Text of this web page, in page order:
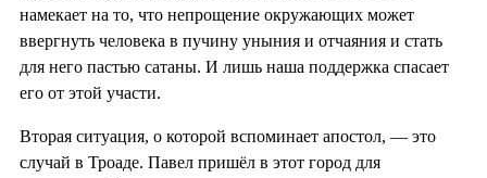
намекает на то, что непрощение окружающих может
ввергнуть человека в пучину уныния и отчаяния и стать
для него пастью сатаны. И лишь наша поддержка спасает
его от этой участи.
Вторая ситуация, о которой вспоминает апостол, — это
случай в Троаде. Павел пришёл в этот город для